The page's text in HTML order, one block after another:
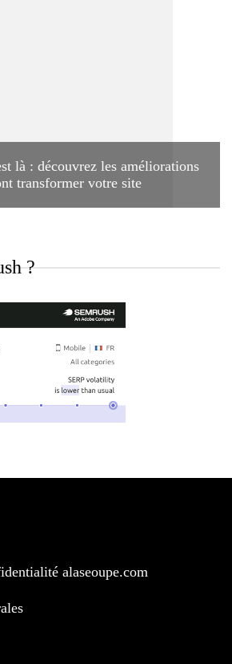
là : découvrez les améliorations
transformer votre site
?
alaseoupe.com